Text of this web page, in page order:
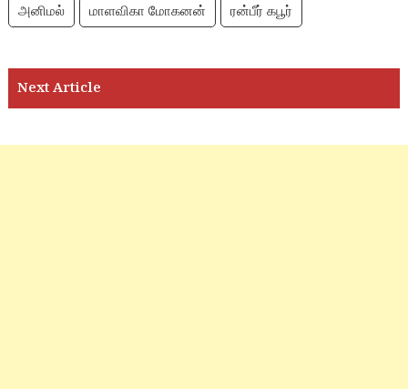
அனிமல்
மாளவிகா மோகனன் ரன்பீர் கபூர்